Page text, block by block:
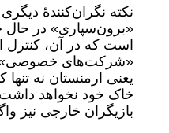
نکته نگران‌کنندۀ
«برون‌سپاری» در
است که در آن، کنترل
«شرکت‌های خصوصی»
یعنی ارمنستان نه
خاک خود نخواهد
بازیگران خارجی نیز